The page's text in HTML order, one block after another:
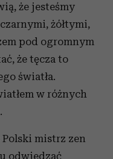
że jesteśmy
żółtymi,
pod ogromnym
że tęcza to
światła.
w różnych
Polski mistrz zen
odwiedzać